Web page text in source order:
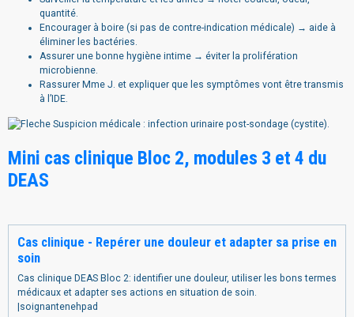
quantité.
Encourager à boire (si pas de contre-indication médicale) → aide à
éliminer les bactéries.
Assurer une bonne hygiène intime → éviter la prolifération
microbienne.
Rassurer Mme J. et expliquer que les symptômes vont être transmis
à l’IDE.
Suspicion médicale : infection urinaire post-sondage (cystite).
Mini cas clinique Bloc 2, modules 3 et 4 du
DEAS
Cas clinique - Repérer une douleur et adapter sa prise en
soin
Cas clinique DEAS Bloc 2: identifier une douleur, utiliser les bons termes
médicaux et adapter ses actions en situation de soin.
|soignantenehpad